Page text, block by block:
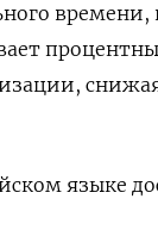
языке